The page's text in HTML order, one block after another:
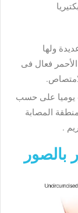
ولها
فعال فى
يوميا على حسب
المصابة
.
بالصور